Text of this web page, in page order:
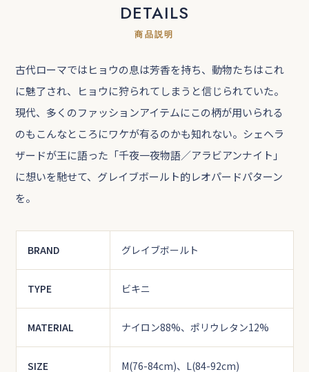
DETAILS
商品説明
古代ローマではヒョウの息は芳香を持ち、動物たちはこれ
に魅了され、ヒョウに狩られてしまうと信じられていた。
現代、多くのファッションアイテムにこの柄が用いられる
のもこんなところにワケが有るのかも知れない。シェヘラ
ザードが王に語った「千夜一夜物語／アラビアンナイト」
に想いを馳せて、グレイブボールト的レオパードパターン
を。
BRAND グレイブボールト
TYPE ビキニ
MATERIAL ナイロン88%、ポリウレタン12%
SIZE M(76-84cm)、L(84-92cm)